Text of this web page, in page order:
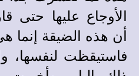
الأوجاع عليها حتى
أن هذه الضيقة إنما
فاستيقظت لنفسها،